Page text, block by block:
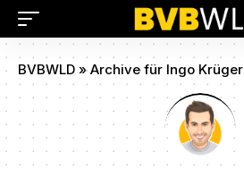
BVBWLD »Archive für Ingo Krüger